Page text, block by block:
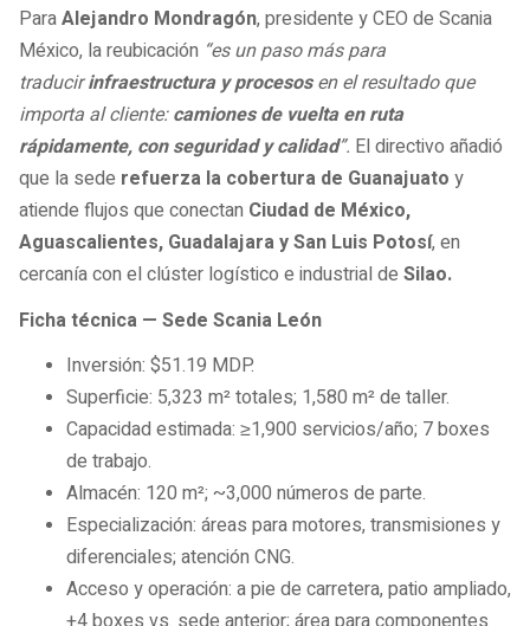
ParaAlejandro Mondragón, presidente y CEO de Scania
México, la reubicación “es un paso más para
traducirinfraestructura y procesosen el resultado que
importa al cliente:camiones de vuelta en ruta
rápidamente, con seguridad y calidad”. El directivo añadió
que la sede refuerza la cobertura de Guanajuato y
atiende flujos que conectan Ciudad de México,
Aguascalientes, Guadalajara y San Luis Potosí, en
cercanía con el clúster logístico e industrial de Silao.
Ficha técnica — Sede Scania León
Inversión: $51.19 MDP.
Superficie: 5,323 m² totales; 1,580 m² de taller.
Capacidad estimada: ≥1,900 servicios/año; 7 boxes
de trabajo.
Almacén: 120 m²; ~3,000 números de parte.
Especialización: áreas para motores, transmisiones y
diferenciales; atención CNG.
Acceso y operación: a pie de carretera, patio ampliado,